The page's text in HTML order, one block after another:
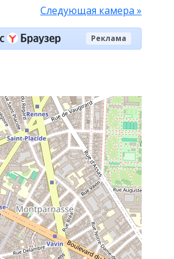
Следующая камера »
Реклама